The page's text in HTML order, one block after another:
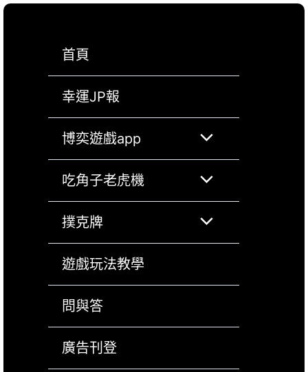
跳
首頁
幸運JP報
博奕遊戲app 選
單
切
吃角子老虎機 選
單
撲克牌 選
遊戲玩法教學
問與答
廣告刊登